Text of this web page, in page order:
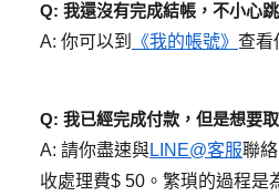
Q: 我還沒有完成結帳，不小心
A: 你可以到
《我的帳號》 查看
Q: 我已經完成付款，但是想要
A: 請你盡速與LINE@客服聯
收處理費$ 50。繁瑣的過程是